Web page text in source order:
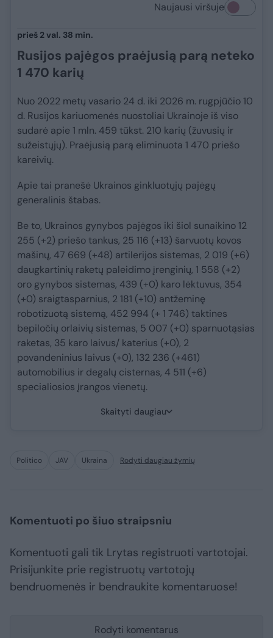
Naujausi viršuje
prieš 2 val. 38 min.
Rusijos pajėgos praėjusią parą neteko
1 470 karių
Nuo 2022 metų vasario 24 d. iki 2026 m. rugpjūčio 10
d. Rusijos kariuomenės nuostoliai Ukrainoje iš viso
sudarė apie 1 mln. 459 tūkst. 210 karių (žuvusių ir
sužeistųjų). Praėjusią parą eliminuota 1 470 priešo
kareivių.
Apie tai pranešė Ukrainos ginkluotųjų pajėgų
generalinis štabas.
Be to, Ukrainos gynybos pajėgos iki šiol sunaikino 12
255 (+2) priešo tankus, 25 116 (+13) šarvuotų kovos
mašinų, 47 669 (+48) artilerijos sistemas, 2 019 (+6)
daugkartinių raketų paleidimo įrenginių, 1 558 (+2)
oro gynybos sistemas, 439 (+0) karo lėktuvus, 354
(+0) sraigtasparnius, 2 181 (+10) antžeminę
robotizuotą sistemą, 452 994 (+ 1 746) taktines
bepiločių orlaivių sistemas, 5 007 (+0) sparnuotąsias
raketas, 35 karo laivus/ katerius (+0), 2
povandeninius laivus (+0), 132 236 (+461)
automobilius ir degalų cisternas, 4 511 (+6)
specialiosios įrangos vienetų.
Skaityti daugiau
Politico JAV Ukraina Rodyti daugiau žymių
Komentuoti po šiuo straipsniu
Komentuoti gali tik Lrytas registruoti vartotojai.
Prisijunkite prie registruotų vartotojų
bendruomenės ir bendraukite komentaruose!
Rodyti komentarus